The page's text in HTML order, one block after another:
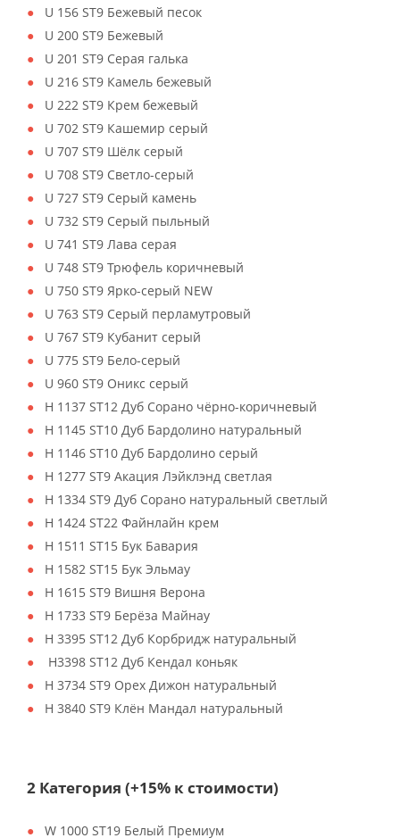
U 156 ST9 Бежевый песок
U 200 ST9 Бежевый
U 201 ST9 Серая галька
U 216 ST9 Камель бежевый
U 222 ST9 Крем бежевый
U 702 ST9 Кашемир серый
U 707 ST9 Шёлк серый
U 708 ST9 Светло-серый
U 727 ST9 Серый камень
U 732 ST9 Серый пыльный
U 741 ST9 Лава серая
U 748 ST9 Трюфель коричневый
U 750 ST9 Ярко-серый NEW
U 763 ST9 Серый перламутровый
U 767 ST9 Кубанит серый
U 775 ST9 Бело-серый
U 960 ST9 Оникс серый
H 1137 ST12 Дуб Сорано чёрно-коричневый
H 1145 ST10 Дуб Бардолино натуральный
H 1146 ST10 Дуб Бардолино серый
H 1277 ST9 Акация Лэйклэнд светлая
H 1334 ST9 Дуб Сорано натуральный светлый
H 1424 ST22 Файнлайн крем
H 1511 ST15 Бук Бавария
H 1582 ST15 Бук Эльмау
H 1615 ST9 Вишня Верона
H 1733 ST9 Берёза Майнау
H 3395 ST12 Дуб Корбридж натуральный
H3398 ST12 Дуб Кендал коньяк
H 3734 ST9 Орех Дижон натуральный
H 3840 ST9 Клён Мандал натуральный
2 Категория (+15% к стоимости)
W 1000 ST19 Белый Премиум